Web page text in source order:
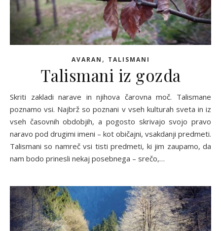
AVARAN , TALISMANI
Talismani iz gozda
Skriti zakladi narave in njihova čarovna moč. Talismane
poznamo vsi. Najbrž so poznani v vseh kulturah sveta in iz
vseh časovnih obdobjih, a pogosto skrivajo svojo pravo
naravo pod drugimi imeni – kot običajni, vsakdanji predmeti.
Talismani so namreč vsi tisti predmeti, ki jim zaupamo, da
nam bodo prinesli nekaj posebnega – srečo,…